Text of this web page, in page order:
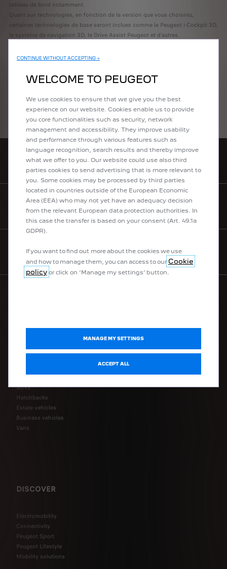
tableau de bord notamment.
Quant aux technologies, en fonction de la version que vous choisirez,
certaines technologies de base seront inclues comme le Peugeot i-Cockpit 3D,
le système de navigation 3D, le Drive Assist Peugeot et d’autres.
LES DIMENSIONS DE LA NOUVELLE PEUGEOT 408
La berline Peugeot 408 mesure 1848 mm en largeur pour une longueur de
4687 mm et une hauteur de 1486 mm. La capacité du coffre est de 471 litres
FIND A POINT OF SALE
BOOK A TEST DRIVE
CONTACT US
Urban vehicles
SUVs
Hatchbacks
Estate vehicles
Business vehicles
Vans
DISCOVER
Electromobility
Connectivity
Peugeot Sport
Peugeot Lifestyle
Mobility solutions
CONTINUE WITHOUT ACCEPTING →
WELCOME TO PEUGEOT
We use cookies to ensure that we give you the best
experience on our website. Cookies enable us to provide
you core functionalities such as security, network
management and accessibility. They improve usability
and performance through various features such as
language recognition, search results and thereby improve
what we offer to you. Our website could use also third
parties cookies to send advertising that is more relevant to
you. Some cookies may be processed by third parties
located in countries outside of the European Economic
Area (EEA) who may not yet have an adequacy decision
from the relevant European data protection authorities. In
this case the transfer is based on your consent (Art. 49.1a
GDPR).
If you want to find out more about the cookies we use
and how to manage them, you can access to our Cookie
policy or click on ‘Manage my settings’ button.
MANAGE MY SETTINGS
ACCEPT ALL